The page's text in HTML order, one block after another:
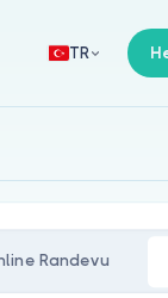
TR
Randevu